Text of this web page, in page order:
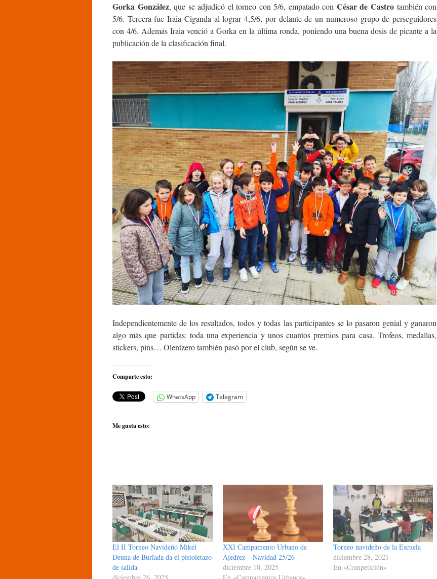
Gorka González, que se adjudicó el torneo con 5/6, empatado con César de Castrotambién con
5/6. Tercera fue Iraia Ciganda al lograr 4,5/6, por delante de un numeroso grupo de perseguidores
con 4/6. Además Iraia venció a Gorka en la última ronda, poniendo una buena dosis de picante a la
publicación de la clasificación final.
Independientemente de los resultados, todos y todas las participantes se lo pasaron genial y ganaron
algo más que partidas: toda una experiencia y unos cuantos premios para casa. Trofeos, medallas,
stickers, pins… Olentzero también pasó por el club, según se ve.
Comparte esto:
WhatsApp Telegram
Me gusta esto:
El II Torneo Navideño Mikel
Deuna de Burlada da el pistoletazo
de salida
XXI Campamento Urbano de
Ajedrez – Navidad 25/26
diciembre 10, 2025
Torneo navideño de la Escuela
diciembre 28, 2021
En «Competición»